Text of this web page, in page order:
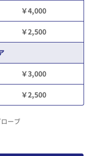
￥4,000
￥2,500
￥3,000
￥2,500
ーブ